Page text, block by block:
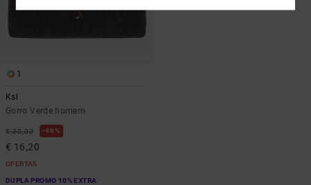
1
Ksl
Gorro Verde homem
€ 30,00 46%
€ 16,20
OFERTAS
DUPLA PROMO 10% EXTRA